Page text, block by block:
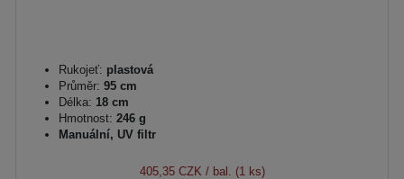
Rukojeť: plastová
Průměr: 95 cm
Délka: 18 cm
Hmotnost: 246 g
Manuální, UV filtr
405,35 CZK / bal. (1 ks)